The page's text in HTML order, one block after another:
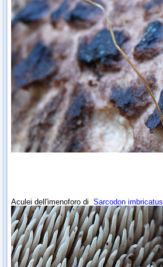
Aculei dell'imenoforo di Sarcodon imbricatus